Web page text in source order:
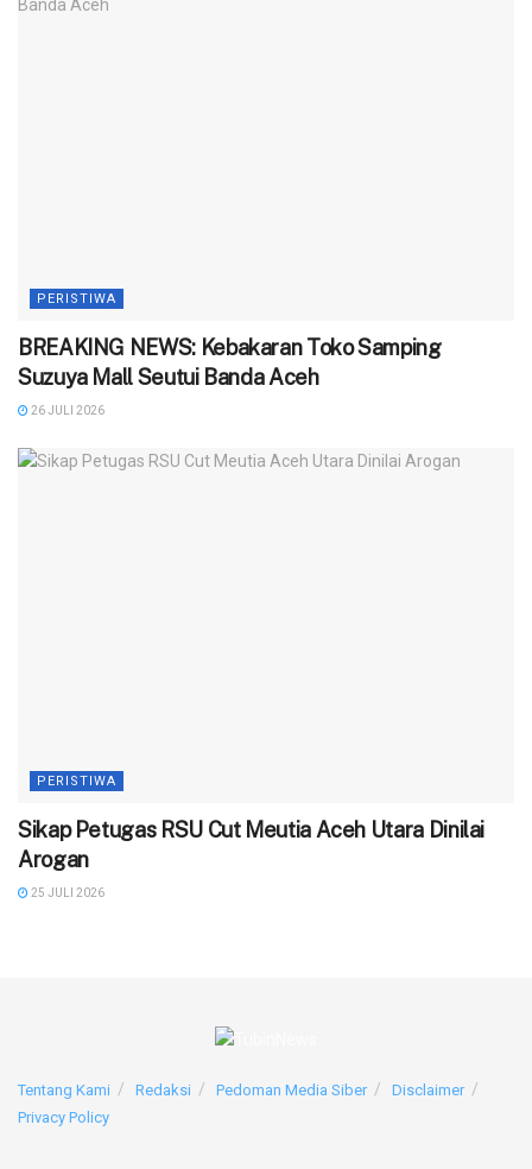
PERISTIWA
BREAKING NEWS: Kebakaran Toko Samping
Suzuya Mall Seutui Banda Aceh
26 JULI 2026
PERISTIWA
‎Sikap Petugas RSU Cut Meutia Aceh Utara Dinilai
Arogan
25 JULI 2026
Tentang Kami Redaksi Pedoman Media Siber
Disclaimer
Privacy Policy